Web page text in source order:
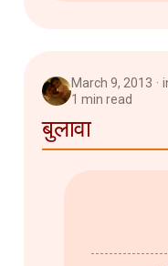
March 9, 2013
1 min read
बुलावा